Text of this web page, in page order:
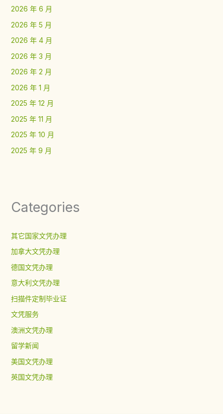
2026 年 6 月
2026 年 5 月
2026 年 4 月
2026 年 3 月
2026 年 2 月
2026 年 1 月
2025 年 12 月
2025 年 11 月
2025 年 10 月
2025 年 9 月
Categories
其它国家文凭办理
加拿大文凭办理
德国文凭办理
意大利文凭办理
扫描件定制毕业证
文凭服务
澳洲文凭办理
留学新闻
美国文凭办理
英国文凭办理